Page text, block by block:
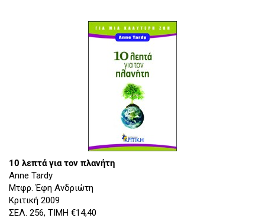
10 λεπτά για τον πλανήτη
Αnne Tardy
Mτφρ. Έφη Ανδριώτη
Κριτική 2009
ΣΕΛ. 256, ΤΙΜΗ €14,40